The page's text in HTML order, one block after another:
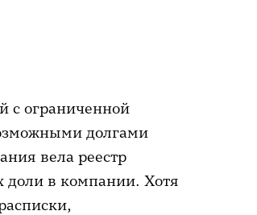
с ограниченной
долгами
вела реестр
доли в компании. Хотя